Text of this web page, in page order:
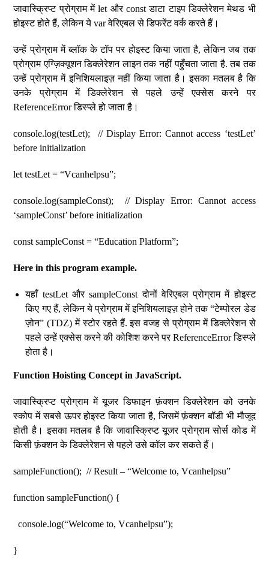
जावास्क्रिप्ट प्रोग्राम में let और const डाटा टाइप डिक्लेरेशन मेथड भी
होइस्ट होते हैं, लेकिन ये var वेरिएबल से डिफरेंट वर्क करते हैं।
उन्हें प्रोग्राम में ब्लॉक के टॉप पर होइस्ट किया जाता है, लेकिन जब तक
प्रोग्राम एग्ज़िक्यूशन डिक्लेरेशन लाइन तक नहीं पहुँचता जाता है. तब तक
उन्हें प्रोग्राम में इनिशियलाइज़ नहीं किया जाता है। इसका मतलब है कि
उनके प्रोग्राम में डिक्लेरेशन से पहले उन्हें एक्सेस करने पर
ReferenceError डिस्प्ले हो जाता है।
console.log(testLet); // Display Error: Cannot access ‘testLet’
before initialization
let testLet = “Vcanhelpsu”;
console.log(sampleConst); // Display Error: Cannot access
‘sampleConst’ before initialization
const sampleConst = “Education Platform”;
Here in this program example.
यहाँ testLet और sampleConst दोनों वेरिएबल प्रोग्राम में होइस्ट
किए गए हैं, लेकिन ये प्रोग्राम में इनिशियलाइज़ होने तक “टेम्पोरल डेड
ज़ोन” (TDZ) में स्टोर रहते हैं. इस वजह से प्रोग्राम में डिक्लेरेशन से
पहले उन्हें एक्सेस करने की कोशिश करने पर ReferenceError डिस्प्ले
होता है।
Function Hoisting Concept in JavaScript.
जावास्क्रिप्ट प्रोग्राम में यूजर डिफाइन फ़ंक्शन डिक्लेरेशन को उनके
स्कोप में सबसे ऊपर होइस्ट किया जाता है, जिसमें फ़ंक्शन बॉडी भी मौजूद
होती है। इसका मतलब है कि जावास्क्रिप्ट यूजर प्रोग्राम सोर्स कोड में
किसी फ़ंक्शन के डिक्लेरेशन से पहले उसे कॉल कर सकते हैं।
sampleFunction(); // Result – “Welcome to, Vcanhelpsu”
function sampleFunction() {
console.log(“Welcome to, Vcanhelpsu”);
}